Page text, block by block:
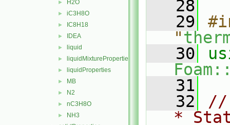
► H2O
► iC3H8O
► IC8H18
► IDEA
► liquid
► liquidMixtureProperties
► liquidProperties
► MB
► N2
► nC3H8O
► NH3
   28
   29
"
   30
   31
   32
//
*